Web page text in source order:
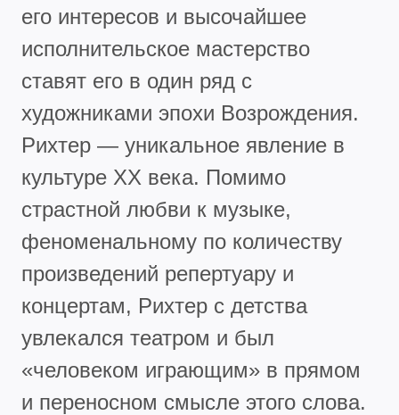
его интересов и высочайшее
исполнительское мастерство
ставят его в один ряд с
художниками эпохи Возрождения.
Рихтер — уникальное явление в
культуре XX века. Помимо
страстной любви к музыке,
феноменальному по количеству
произведений репертуару и
концертам, Рихтер с детства
увлекался театром и был
«человеком играющим» в прямом
и переносном смысле этого слова.